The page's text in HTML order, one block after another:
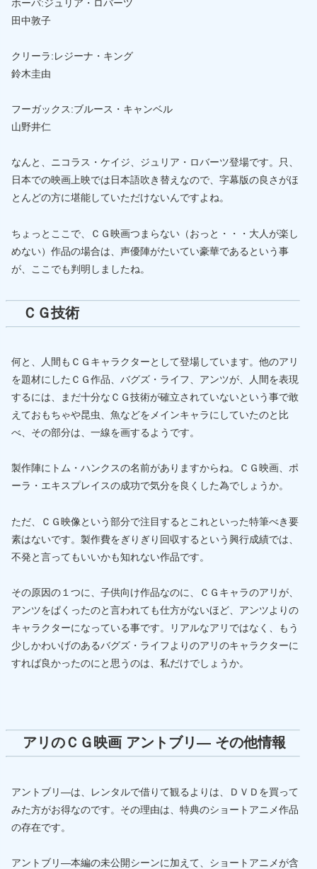
ホーバ:ジュリア・ロバーツ
田中敦子
クリーラ:レジーナ・キング
鈴木圭由
フーガックス:ブルース・キャンベル
山野井仁
なんと、ニコラス・ケイジ、ジュリア・ロバーツ登場です。只、
日本での映画上映では日本語吹き替えなので、字幕版の良さがほ
とんどの方に堪能していただけないんですよね。
ちょっとここで、ＣＧ映画つまらない（おっと・・・大人が楽し
めない）作品の場合は、声優陣がたいてい豪華であるという事
が、ここでも判明しましたね。
ＣＧ技術
何と、人間もＣＧキャラクターとして登場しています。他のアリ
を題材にしたＣＧ作品、バグズ・ライフ、アンツが、人間を表現
するには、まだ十分なＣＧ技術が確立されていないという事で敢
えておもちゃや昆虫、魚などをメインキャラにしていたのと比
べ、その部分は、一線を画するようです。
製作陣にトム・ハンクスの名前がありますからね。ＣＧ映画、ポ
ーラ・エキスプレイスの成功で気分を良くした為でしょうか。
ただ、ＣＧ映像という部分で注目するとこれといった特筆べき要
素はないです。製作費をぎりぎり回収するという興行成績では、
不発と言ってもいいかも知れない作品です。
その原因の１つに、子供向け作品なのに、ＣＧキャラのアリが、
アンツをぱくったのと言われても仕方がないほど、アンツよりの
キャラクターになっている事です。リアルなアリではなく、もう
少しかわいげのあるバグズ・ライフよりのアリのキャラクターに
すれば良かったのにと思うのは、私だけでしょうか。
アリのＣＧ映画 アントブリ― その他情報
アントブリ―は、レンタルで借りて観るよりは、ＤＶＤを買って
みた方がお得なのです。その理由は、特典のショートアニメ作品
の存在です。
アントブリ―本編の未公開シーンに加えて、ショートアニメが含